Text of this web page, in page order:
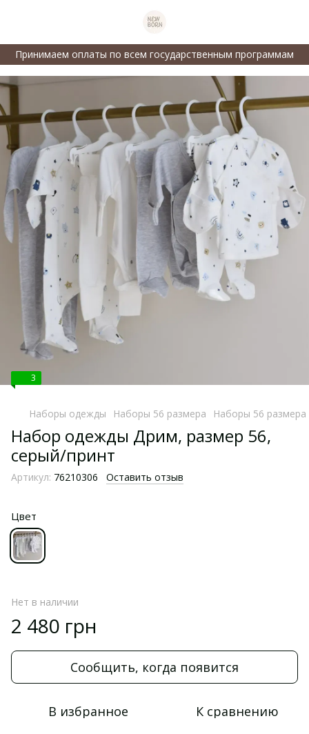
Принимаем оплаты по всем государственным программам
3
Наборы одежды Наборы 56 размера Наборы 56
Набор одежды Дрим, размер 56,
серый/принт
Артикул: 76210306 Оставить отзыв
Цвет
Нет в наличии
2 480 грн
Сообщить, когда появится
В избранное К сравнению